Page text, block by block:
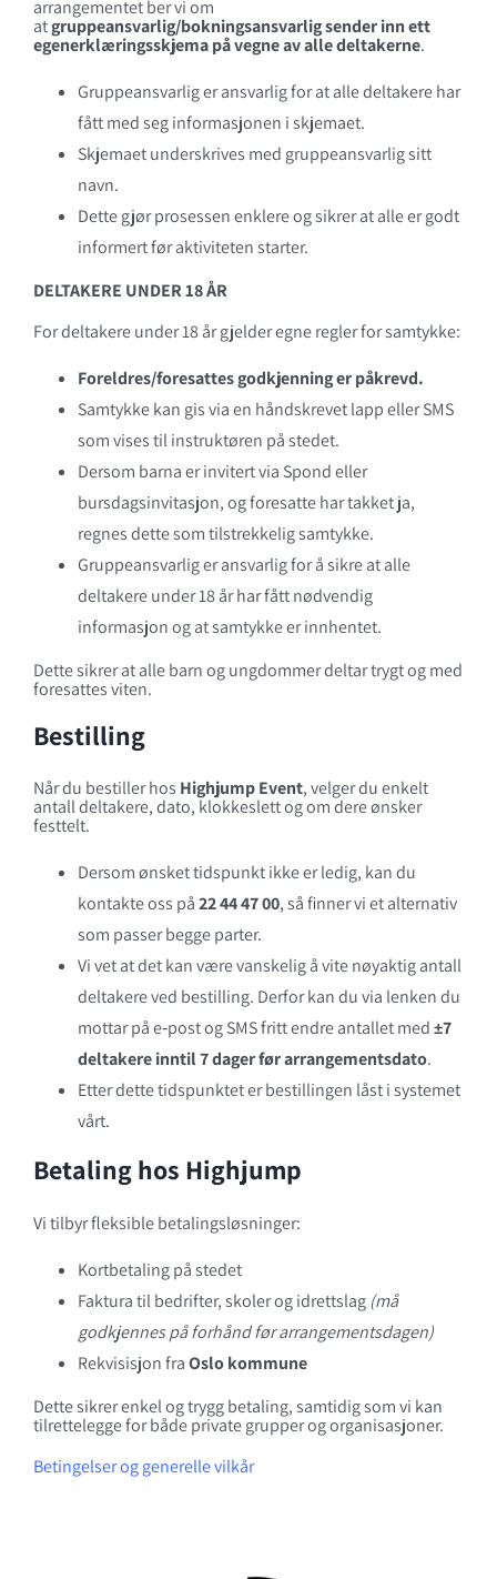
arrangementet ber vi om
atgruppeansvarlig/bokningsansvarlig sender inn ett
egenerklæringsskjema på vegne av alle deltakerne.
Gruppeansvarlig er ansvarlig for at alle deltakere har
fått med seg informasjonen i skjemaet.
Skjemaet underskrives med gruppeansvarlig sitt
navn.
Dette gjør prosessen enklere og sikrer at alle er godt
informert før aktiviteten starter.
DELTAKERE UNDER 18 ÅR
For deltakere under 18 år gjelder egne regler for samtykke:
Foreldres/foresattes godkjenning er påkrevd.
Samtykke kan gis via en håndskrevet lapp eller SMS
som vises til instruktøren på stedet.
Dersom barna er invitert via Spond eller
bursdagsinvitasjon, og foresatte har takket ja,
regnes dette som tilstrekkelig samtykke.
Gruppeansvarlig er ansvarlig for å sikre at alle
deltakere under 18 år har fått nødvendig
informasjon og at samtykke er innhentet.
Dette sikrer at alle barn og ungdommer deltar trygt og med
foresattes viten.
Bestilling
Når du bestiller hos Highjump Event, velger du enkelt
antall deltakere, dato, klokkeslett og om dere ønsker
festtelt.
Dersom ønsket tidspunkt ikke er ledig, kan du
kontakte oss på22 44 47 00, så finner vi et alternativ
som passer begge parter.
Vi vet at det kan være vanskelig å vite nøyaktig antall
deltakere ved bestilling. Derfor kan du via lenken du
mottar på e‑post og SMS fritt endre antallet med±7
deltakere inntil 7 dager før arrangementsdato.
Etter dette tidspunktet er bestillingen låst i systemet
vårt.
Betaling hos Highjump
Vi tilbyr fleksible betalingsløsninger:
Kortbetaling på stedet
Faktura til bedrifter, skoler og idrettslag (må
godkjennes på forhånd før arrangementsdagen)
Rekvisisjon fraOslo kommune
Dette sikrer enkel og trygg betaling, samtidig som vi kan
tilrettelegge for både private grupper og organisasjoner.
Betingelser og generelle vilkår